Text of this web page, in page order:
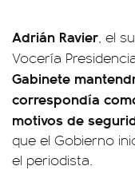
Adrián Ravier, el
Vocería
Gabinete
correspondía
motivos de
que el Gobierno
el periodista.